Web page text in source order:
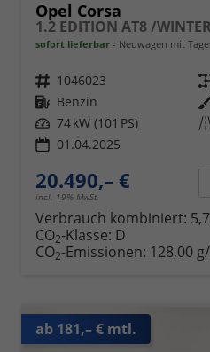
Opel Corsa
1.2 EDITION AT8 /
sofort lieferbar Neuwagen mit
Fahrzeugnr. 1046023
Kraftstoff Benzin
Leistung 74 kW (101 PS)
01.04.2025
20.490,– €
incl. 19% MwSt.
Verbrauch kombiniert:
CO2-Klasse: D
CO2-Emissionen: 128,00
ab 181,– € mtl.